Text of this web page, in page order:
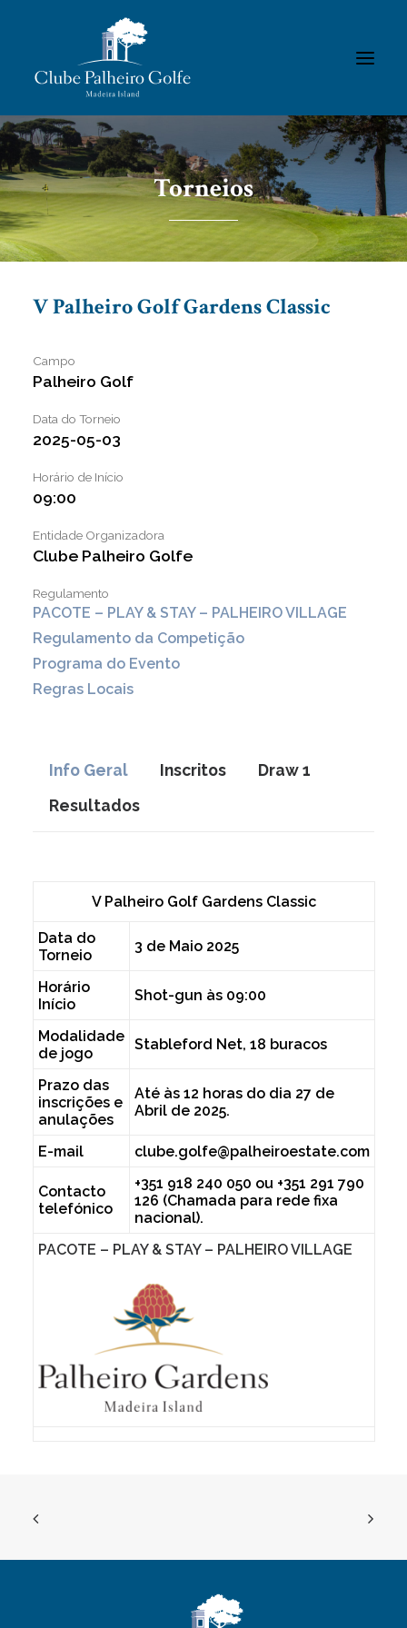
INÍCIO
O CLUBE
ACADEMIA
ASSOCIADOS / RESULTADOS
GALERIAS
REGULAMENTOS
LINKS ÚTEIS
NOTÍCIAS
Torneios
V Palheiro Golf Gardens Classic
Campo
Palheiro Golf
Data do Torneio
2025-05-03
Horário de Início
09:00
Entidade Organizadora
Clube Palheiro Golfe
Regulamento
PACOTE – PLAY & STAY – PALHEIRO VILLAGE
Regulamento da Competição
Programa do Evento
Regras Locais
Info Geral Inscritos
Draw 1
Resultados
V Palheiro Golf Gardens Classic
Data do
Torneio
3 de Maio 2025
Horário
Início
Shot-gun às 09:00
Modalidade
de jogo
Stableford Net, 18 buracos
Prazo das
inscrições e
anulações
Até às 12 horas do dia 27 de
Abril de 2025.
E-mail clube.golfe@palheiroestate.com
Contacto
telefónico
+351 918 240 050 ou +351 291 790
126 (Chamada para rede fixa
nacional).
PACOTE – PLAY & STAY – PALHEIRO VILLAGE